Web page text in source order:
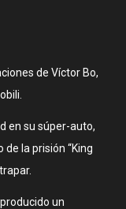
de Víctor Bo,
en su súper-auto,
la prisión “King
un